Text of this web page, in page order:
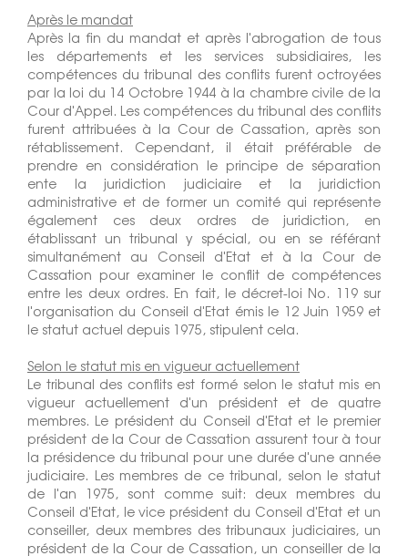
Après le mandat
Après la fin du mandat et après l'abrogation de tous
les départements et les services subsidiaires, les
compétences du tribunal des conflits furent octroyées
par la loi du 14 Octobre 1944 à la chambre civile de la
Cour d'Appel. Les compétences du tribunal des conflits
furent attribuées à la Cour de Cassation, après son
rétablissement. Cependant, il était préférable de
prendre en considération le principe de séparation
ente la juridiction judiciaire et la juridiction
administrative et de former un comité qui représente
également ces deux ordres de juridiction, en
établissant un tribunal y spécial, ou en se référant
simultanément au Conseil d'Etat et à la Cour de
Cassation pour examiner le conflit de compétences
entre les deux ordres. En fait, le décret-loi No. 119 sur
l'organisation du Conseil d'Etat émis le 12 Juin 1959 et
le statut actuel depuis 1975, stipulent cela.
Selon le statut mis en vigueur actuellement
Le tribunal des conflits est formé selon le statut mis en
vigueur actuellement d'un président et de quatre
membres. Le président du Conseil d'Etat et le premier
président de la Cour de Cassation assurent tour à tour
la présidence du tribunal pour une durée d'une année
judiciaire. Les membres de ce tribunal, selon le statut
de l'an 1975, sont comme suit: deux membres du
Conseil d'Etat, le vice président du Conseil d'Etat et un
conseiller, deux membres des tribunaux judiciaires, un
président de la Cour de Cassation, un conseiller de la